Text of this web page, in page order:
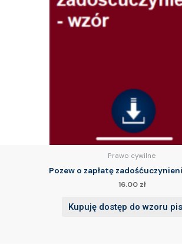
Prawo cywilne
Pozew o zapłatę
16.00 zł
Kupuję dostęp do wzoru